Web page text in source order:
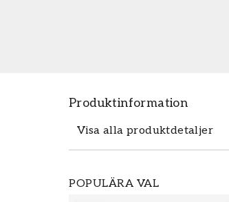
Produktinformation
Visa alla produktdetaljer
POPULÄRA VAL